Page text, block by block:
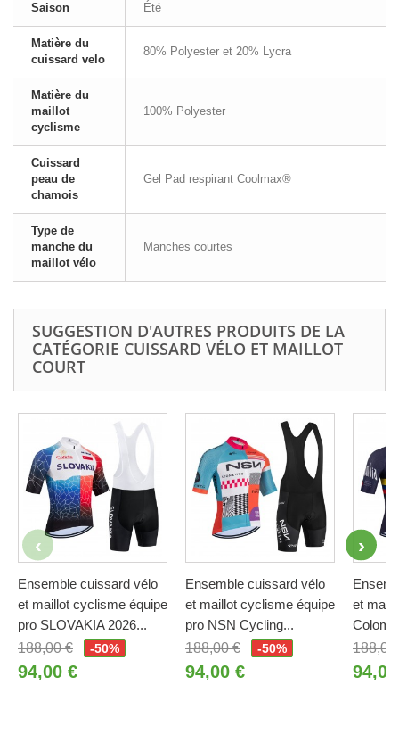
Saison Été
Matière du
cuissard velo
80% Polyester et 20% Lycra
Matière du
maillot
cyclisme
100% Polyester
Cuissard
peau de
chamois
Gel Pad respirant Coolmax®
Type de
manche du
maillot vélo
Manches courtes
SUGGESTION D'AUTRES PRODUITS DE LA
CATÉGORIE CUISSARD VÉLO ET MAILLOT
COURT
Ensemble cuissard vélo
et maillot cyclisme équipe
pro SLOVAKIA 2026...
188,00 €
-50%
94,00 €
Ensemble cuissard vélo
et maillot cyclisme équipe
pro NSN Cycling...
188,00 €
-50%
94,00 €
et
188,00